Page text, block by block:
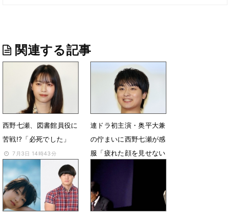
関連する記事
西野七瀬、図書館員役に
苦戦!?「必死でした」
7月3日 14時43分
連ドラ初主演・奥平大兼
の佇まいに西野七瀬が感
服「疲れた顔を見せない